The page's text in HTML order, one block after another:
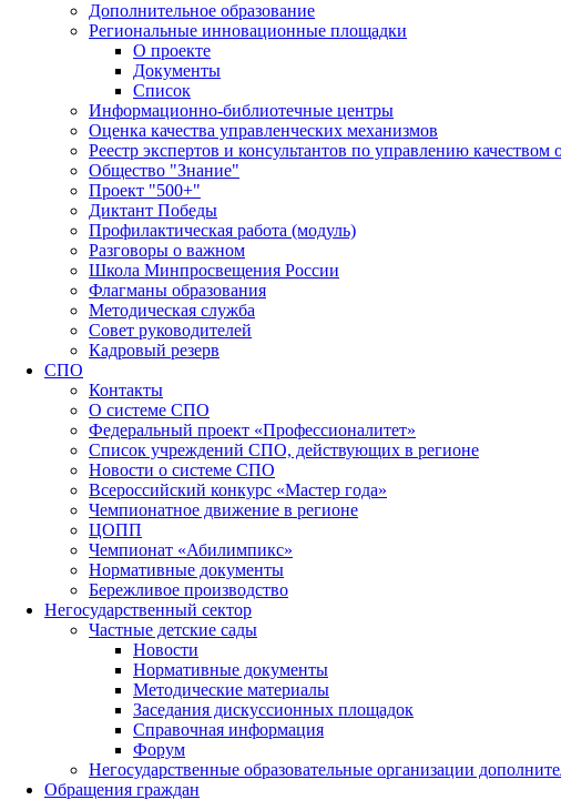
Дополнительное образование
Региональные инновационные площадки
О проекте
Документы
Список
Информационно-библиотечные центры
Оценка качества управленческих механизмов
Реестр экспертов и консультантов по управлению качеством
Общество "Знание"
Проект "500+"
Диктант Победы
Профилактическая работа (модуль)
Разговоры о важном
Школа Минпросвещения России
Флагманы образования
Методическая служба
Совет руководителей
Кадровый резерв
СПО
Контакты
О системе СПО
Федеральный проект «Профессионалитет»
Список учреждений СПО, действующих в регионе
Новости о системе СПО
Всероссийский конкурс «Мастер года»
Чемпионатное движение в регионе
ЦОПП
Чемпионат «Абилимпикс»
Нормативные документы
Бережливое производство
Негосударственный сектор
Частные детские сады
Новости
Нормативные документы
Методические материалы
Заседания дискуссионных площадок
Справочная информация
Форум
Негосударственные образовательные организации
Обращения граждан